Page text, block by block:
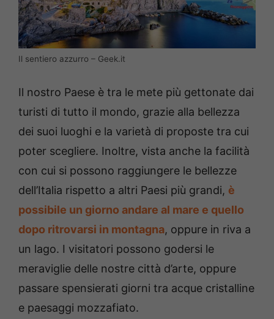
Il sentiero azzurro – Geek.it
Il nostro Paese è tra le mete più gettonate dai
turisti di tutto il mondo, grazie alla bellezza
dei suoi luoghi e la varietà di proposte tra cui
poter scegliere. Inoltre, vista anche la facilità
con cui si possono raggiungere le bellezze
dell’Italia rispetto a altri Paesi più grandi, è
possibile un giorno andare al mare e quello
dopo ritrovarsi in montagna, oppure in riva a
un lago. I visitatori possono godersi le
meraviglie delle nostre città d’arte, oppure
passare spensierati giorni tra acque cristalline
e paesaggi mozzafiato.